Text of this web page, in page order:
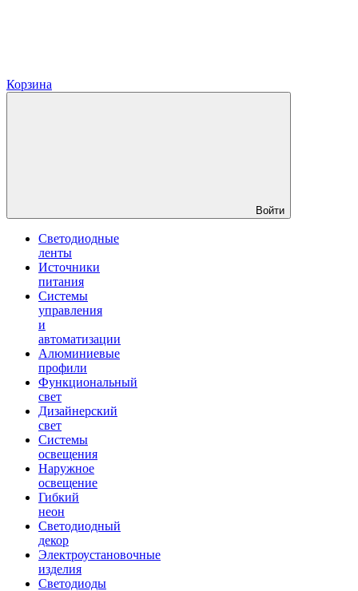
Корзина
Войти
Светодиодные
ленты
Источники
питания
Системы
управления
и
автоматизации
Алюминиевые
профили
Функциональный
свет
Дизайнерский
свет
Системы
освещения
Наружное
освещение
Гибкий
неон
Светодиодный
декор
Электроустановочные
изделия
Светодиоды